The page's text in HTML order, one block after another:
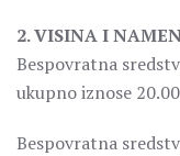
2. VISINA I
Bespovratna
ukupno iznose
Bespovratna